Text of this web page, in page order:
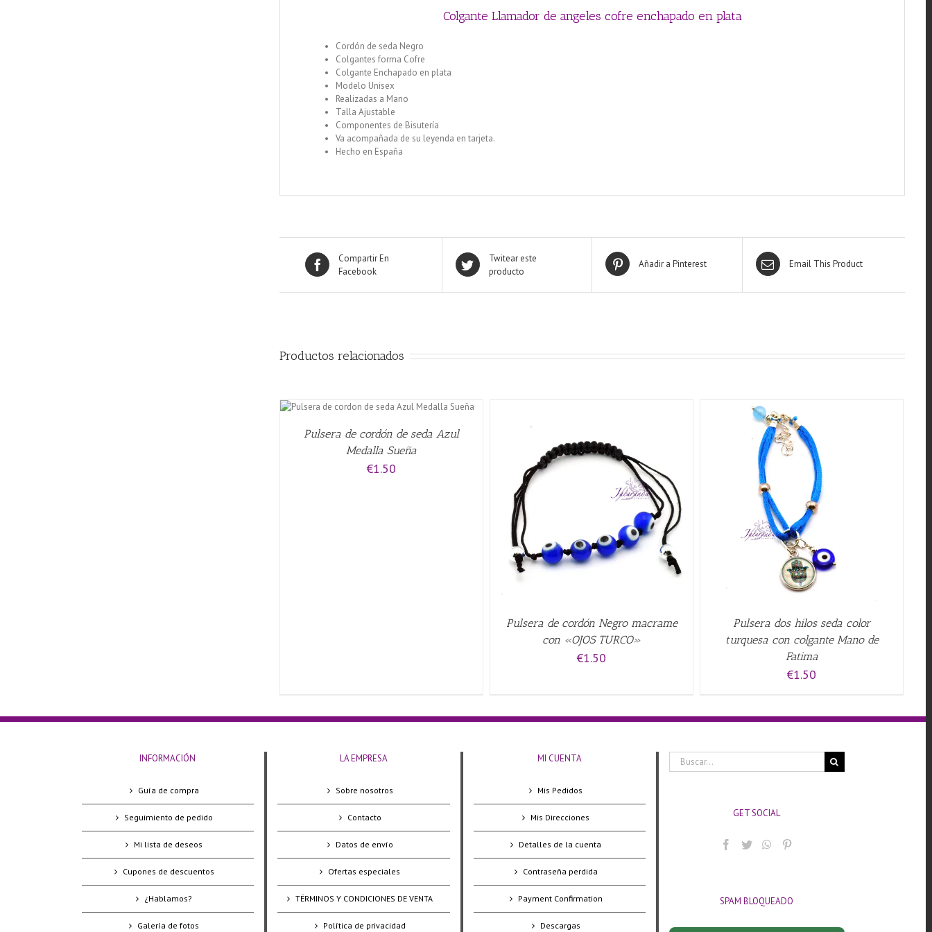
Colgante Llamador de angeles cofre enchapado en plata
Cordón de seda Negro
Colgantes forma Cofre
Colgante Enchapado en plata
Modelo Unisex
Realizadas a Mano
Talla Ajustable
Componentes de Bisutería
Va acompañada de su leyenda en tarjeta.
Hecho en España
Compartir En
Facebook
Twitear este
producto
Añadir a Pinterest Email This Product
Productos relacionados
Pulsera de cordón de seda Azul
Medalla Sueña
€1.50
Pulsera de cordón Negro macrame
con «OJOS TURCO»
€1.50
AÑADIR AL CARRITO / QUICK VIEW
Pulsera dos hilos seda color
turquesa con colgante Mano de
Fatima
€1.50
INFORMACIÓN
Guía de compra
Seguimiento de pedido
Mi lista de deseos
Cupones de descuentos
¿Hablamos?
Galería de fotos
LA EMPRESA
Sobre nosotros
Contacto
Datos de envío
Ofertas especiales
TÉRMINOS Y CONDICIONES DE VENTA
Política de privacidad
MI CUENTA
Mis Pedidos
Mis Direcciones
Detalles de la cuenta
Contraseña perdida
Payment Confirmation
Descargas
Buscar:
GET SOCIAL
SPAM BLOQUEADO